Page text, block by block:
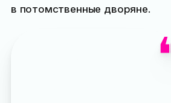
в потомственные дворяне.